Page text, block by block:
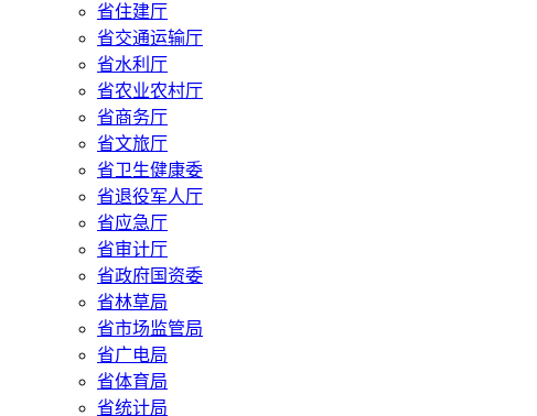
省住建厅
省交通运输厅
省水利厅
省农业农村厅
省商务厅
省文旅厅
省卫生健康委
省退役军人厅
省应急厅
省审计厅
省政府国资委
省林草局
省市场监管局
省广电局
省体育局
省统计局